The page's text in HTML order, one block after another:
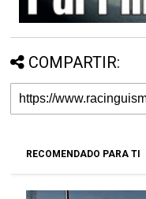
COMPARTIR:
RECOMENDADO PARA TI